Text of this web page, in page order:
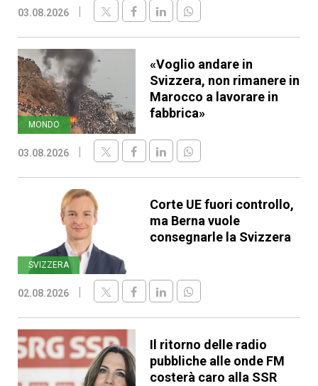
03.08.2026
MONDO
«Voglio andare in
Svizzera, non rimanere in
Marocco a lavorare in
fabbrica»
03.08.2026
SVIZZERA
Corte UE fuori controllo,
ma Berna vuole
consegnarle la Svizzera
02.08.2026
Il ritorno delle radio
pubbliche alle onde FM
costerà caro alla SSR